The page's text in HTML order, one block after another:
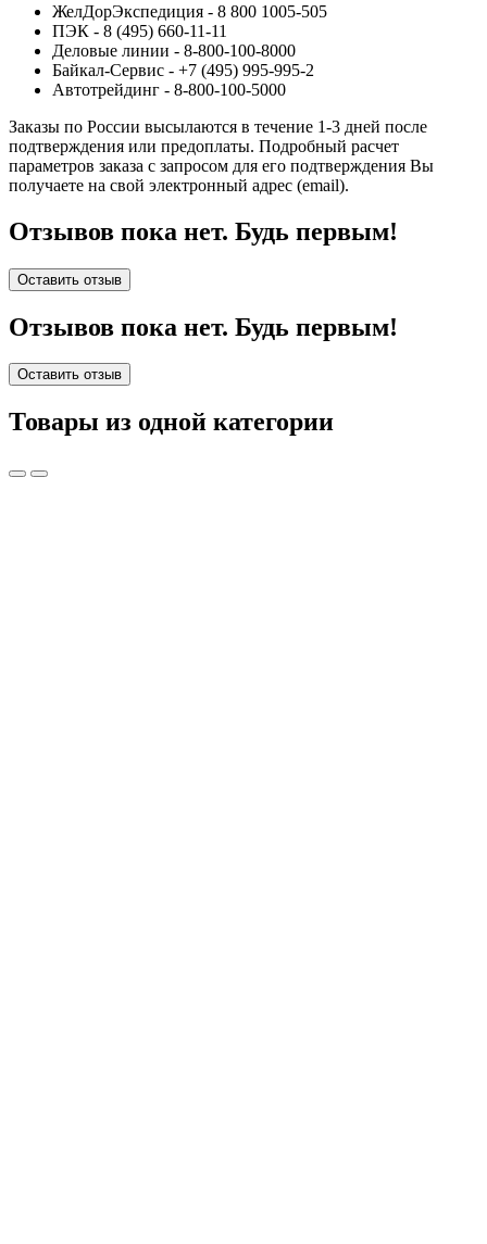
ЖелДорЭкспедиция - 8 800 1005-505
ПЭК - 8 (495) 660-11-11
Деловые линии - 8-800-100-8000
Байкал-Сервис - +7 (495) 995-995-2
Автотрейдинг - 8-800-100-5000
Заказы по России высылаются в течение 1-3 дней после
подтверждения или предоплаты. Подробный расчет
параметров заказа с запросом для его подтверждения Вы
получаете на свой электронный адрес (email).
Отзывов пока нет. Будь первым!
Оставить отзыв
Отзывов пока нет. Будь первым!
Оставить отзыв
Товары из одной категории